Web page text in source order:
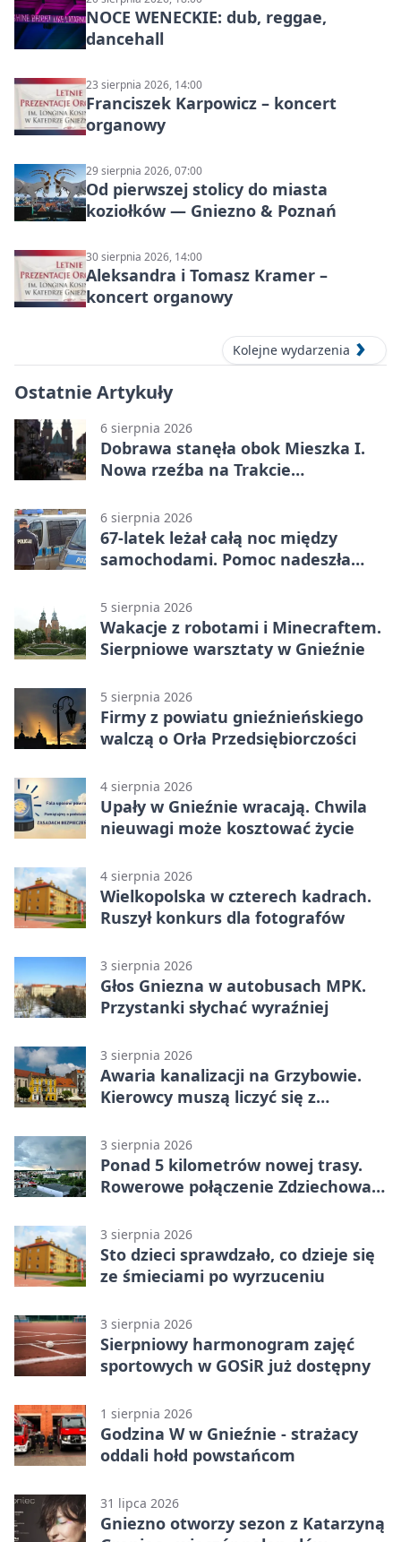
NOCE WENECKIE: dub, reggae,
dancehall
23 sierpnia 2026, 14:00
Franciszek Karpowicz – koncert
organowy
29 sierpnia 2026, 07:00
Od pierwszej stolicy do miasta
koziołków — Gniezno & Poznań
30 sierpnia 2026, 14:00
Aleksandra i Tomasz Kramer –
koncert organowy
Kolejne wydarzenia
Ostatnie Artykuły
6 sierpnia 2026
Dobrawa stanęła obok Mieszka I.
Nowa rzeźba na Trakcie
6 sierpnia 2026
67-latek leżał całą noc między
samochodami. Pomoc nadeszła
5 sierpnia 2026
Wakacje z robotami i Minecraftem.
Sierpniowe warsztaty w Gnieźnie
5 sierpnia 2026
Firmy z powiatu gnieźnieńskiego
walczą o Orła Przedsiębiorczości
4 sierpnia 2026
Upały w Gnieźnie wracają. Chwila
nieuwagi może kosztować życie
4 sierpnia 2026
Wielkopolska w czterech kadrach.
Ruszył konkurs dla fotografów
3 sierpnia 2026
Głos Gniezna w autobusach MPK.
Przystanki słychać wyraźniej
3 sierpnia 2026
Awaria kanalizacji na Grzybowie.
Kierowcy muszą liczyć się z
3 sierpnia 2026
Ponad 5 kilometrów nowej trasy.
Rowerowe połączenie Zdziechowa z
3 sierpnia 2026
Sto dzieci sprawdzało, co dzieje się
ze śmieciami po wyrzuceniu
3 sierpnia 2026
Sierpniowy harmonogram zajęć
sportowych w GOSiR już dostępny
1 sierpnia 2026
Godzina W w Gnieźnie - strażacy
oddali hołd powstańcom
31 lipca 2026
Gniezno otworzy sezon z Katarzyną